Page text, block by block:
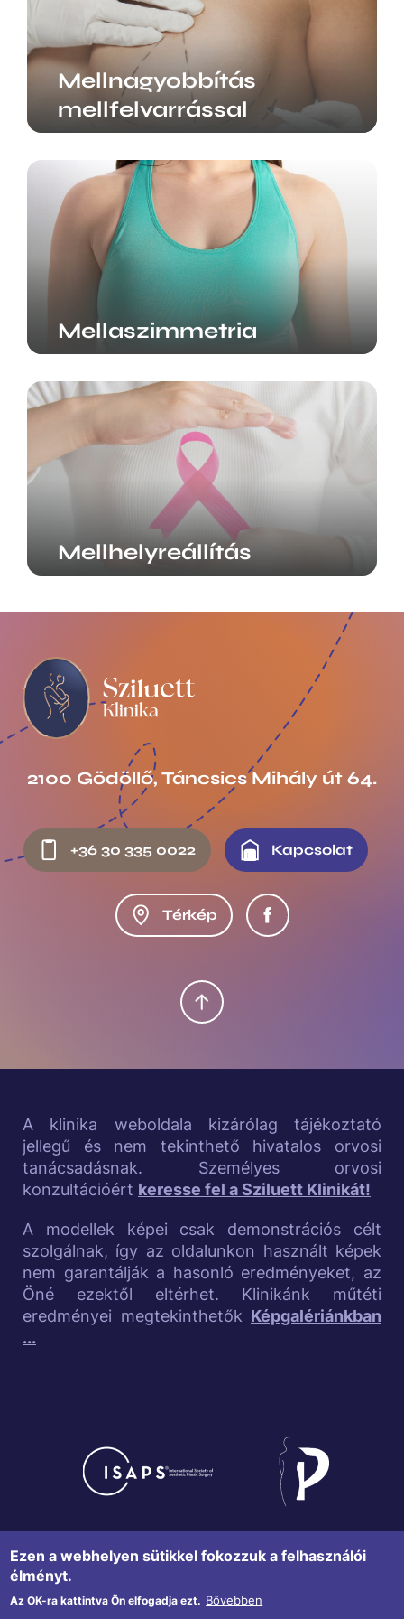
Mellnagyobbítás
mellfelvarrással
Mellaszimmetria
Mellhelyreállítás
F
o
d
d
l
e
l
i
n
+36 30 335 0022 Kapcsolat
Térkép
2100 Gödöllő, Táncsics Mihály út 64.
A klinika weboldala kizárólag tájékoztató
jellegű és nem tekinthető hivatalos orvosi
tanácsadásnak. Személyes orvosi
konzultációért keresse fel a Sziluett Klinikát!
A modellek képei csak demonstrációs célt
szolgálnak, így az oldalunkon használt képek
nem garantálják a hasonló eredményeket, az
Öné ezektől eltérhet. Klinikánk műtéti
eredményei megtekinthetők Képgalériánkban
...
Image
Copyright © 2015 Sziluett Klinika
LézerCentrum. All rights reserved.
F
o
Ezen a webhelyen sütikkel fokozzuk a felhasználói
élményt.
Az OK-ra kattintva Ön elfogadja ezt. Bővebben